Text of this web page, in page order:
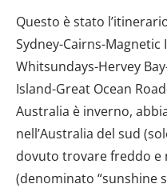
Questo è stato
Sydney-Cairns-Magnetic
Whitsundays-Hervey
Island-Great Ocean
Australia è inverno,
nell’Australia del sud
dovuto trovare freddo e
(denominato “sunshine